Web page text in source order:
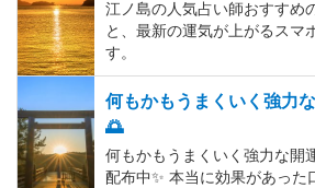
江ノ島の人気占い師おすすめ
と、最新の運気が上がるスマ
す。
何もかもうまくいく強力
🌅
何もかもうまくいく強力な開
配布中✨️ 本当に効果があった